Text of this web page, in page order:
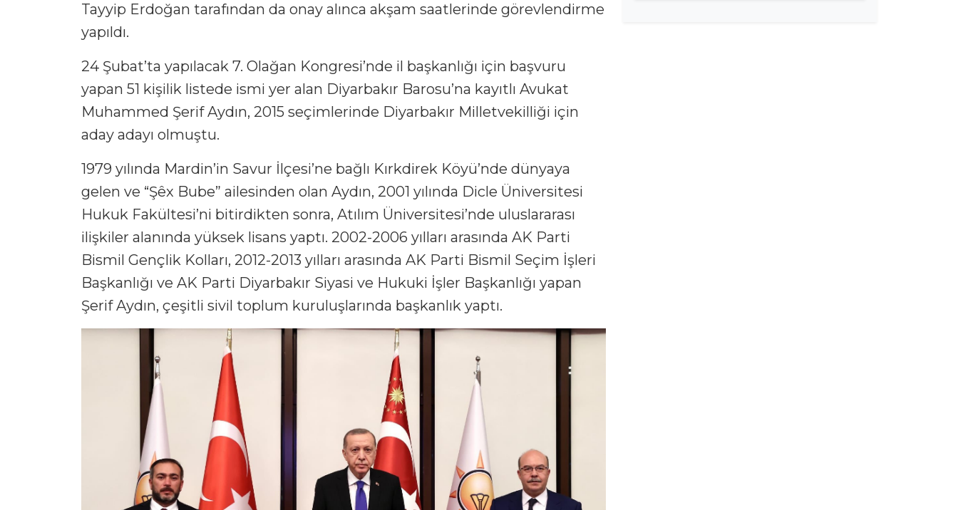
Tayyip Erdoğan tarafından da onay alınca akşam saatlerinde görevlendirme
yapıldı.
24 Şubat’ta yapılacak 7. Olağan Kongresi’nde il başkanlığı için başvuru
yapan 51 kişilik listede ismi yer alan Diyarbakır Barosu’na kayıtlı Avukat
Muhammed Şerif Aydın, 2015 seçimlerinde Diyarbakır Milletvekilliği için
aday adayı olmuştu.
1979 yılında Mardin’in Savur İlçesi’ne bağlı Kırkdirek Köyü’nde dünyaya
gelen ve “Şêx Bube” ailesinden olan Aydın, 2001 yılında Dicle Üniversitesi
Hukuk Fakültesi’ni bitirdikten sonra, Atılım Üniversitesi’nde uluslararası
ilişkiler alanında yüksek lisans yaptı. 2002-2006 yılları arasında AK Parti
Bismil Gençlik Kolları, 2012-2013 yılları arasında AK Parti Bismil Seçim İşleri
Başkanlığı ve AK Parti Diyarbakır Siyasi ve Hukuki İşler Başkanlığı yapan
Şerif Aydın, çeşitli sivil toplum kuruluşlarında başkanlık yaptı.